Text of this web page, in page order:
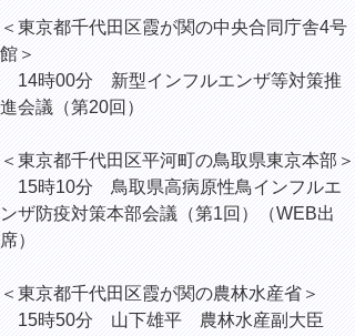
＜東京都千代田区霞が関の中央合同庁舎4号
館＞
14時00分 新型インフルエンザ等対策推
進会議（第20回）
＜東京都千代田区平河町の鳥取県東京本部＞
15時10分 鳥取県高病原性鳥インフルエ
ンザ防疫対策本部会議（第1回）（WEB出
席）
＜東京都千代田区霞が関の農林水産省＞
15時50分 山下雄平 農林水産副大臣